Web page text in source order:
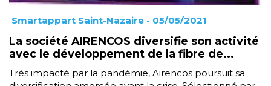
Smartappart Saint-Nazaire - 05/05/2021
La société AIRENCOS diversifie son activité
avec le développement de la fibre de...
Très impacté par la pandémie, Airencos poursuit sa